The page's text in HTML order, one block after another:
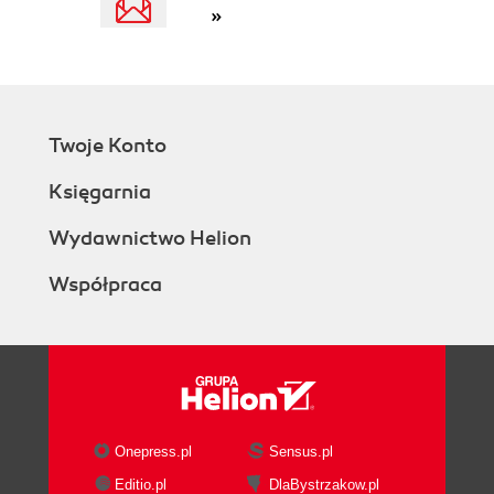
»
Twoje Konto
Księgarnia
Wydawnictwo Helion
Współpraca
Onepress.pl
Sensus.pl
Editio.pl
DlaBystrzakow.pl